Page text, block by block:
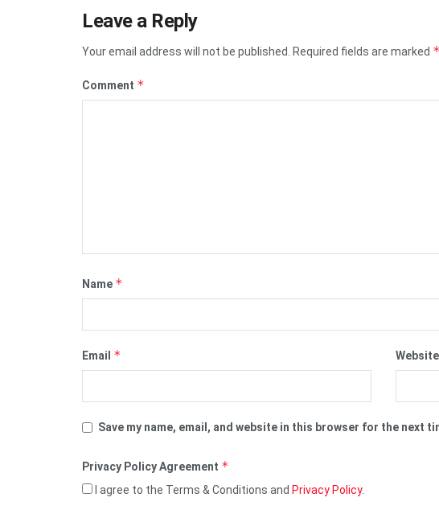
Leave a Reply
Your email address will not be published. Required fields are marked *
Comment *
Name *
Email * Website
Save my name, email, and website in this browser for the next
Privacy Policy Agreement *
I agree to the Terms & Conditions and Privacy Policy.